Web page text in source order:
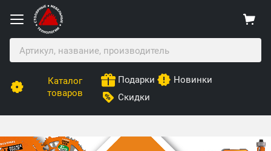
Каталог
товаров
Подарки
Новинки
Скидки
Столярные Мебельные Технологии